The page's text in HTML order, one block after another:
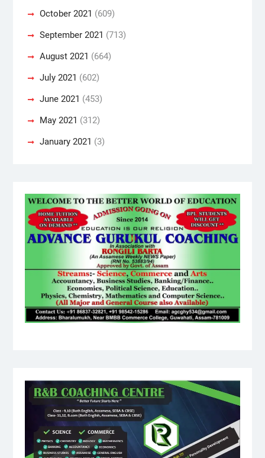
October 2021 (609)
September 2021 (713)
August 2021 (664)
July 2021 (602)
June 2021 (453)
May 2021 (312)
January 2021 (3)